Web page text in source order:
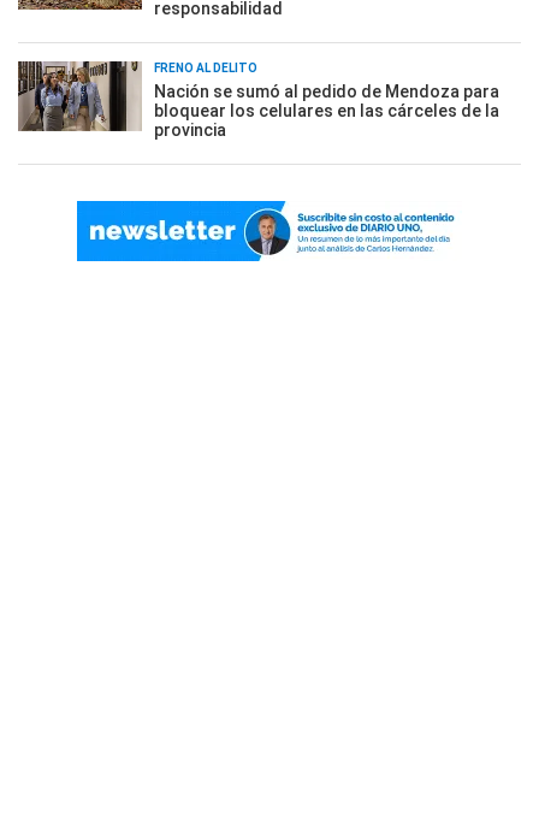
responsabilidad
FRENO AL DELITO
Nación se sumó al pedido de Mendoza para
bloquear los celulares en las cárceles de la
provincia